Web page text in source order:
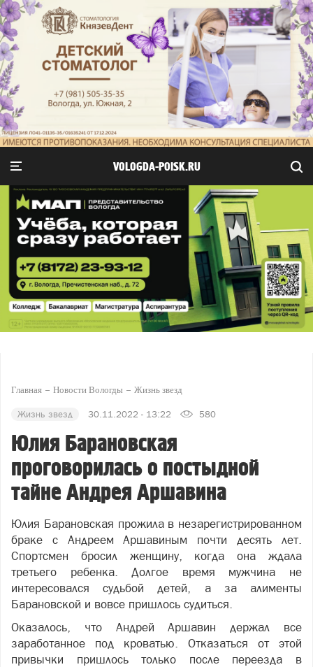
VOLOGDA-POISK.RU
Главная Новости Вологды Жизнь звезд
Жизнь звезд 30.11.2022 - 13:22 580
Юлия Барановская
проговорилась о постыдной
тайне Андрея Аршавина
Юлия Барановская прожила в незарегистрированном
браке с Андреем Аршавиным почти десять лет.
Спортсмен бросил женщину, когда она ждала
третьего ребенка. Долгое время мужчина не
интересовался судьбой детей, а за алименты
Барановской и вовсе пришлось судиться.
Оказалось, что Андрей Аршавин держал все
заработанное под кроватью. Отказаться от этой
привычки пришлось только после переезда в